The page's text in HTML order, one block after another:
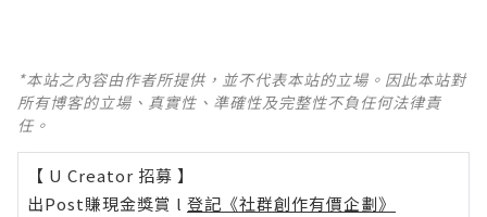
*本站之內容由作者所提供，並不代表本站的立場。因此本站對
所有博客的立場、真實性、準確性及完整性不負任何法律責
任。
【 U Creator 招募 】
出Post賺現金獎賞 l 登記《社群創作有價企劃》